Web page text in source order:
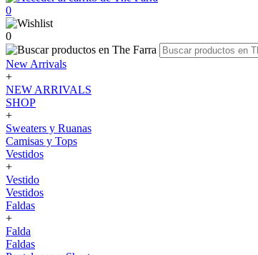
0
0
New Arrivals
+
NEW ARRIVALS
SHOP
+
Sweaters y Ruanas
Camisas y Tops
Vestidos
+
Vestido
Vestidos
Faldas
+
Falda
Faldas